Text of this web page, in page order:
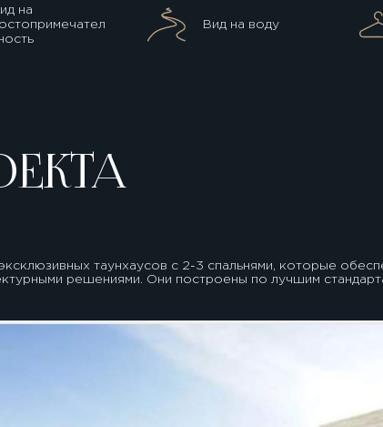
на
Вид на воду
таунхаусов с 2-3 спальнями, которые
решениями. Они построены по лучшим